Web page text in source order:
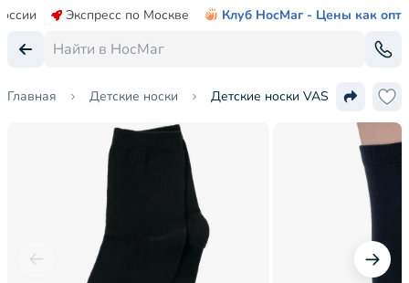
Экспресс по Москве Клуб НосМаг - Цены как опт
Главная Детские носки Детские носки VASILINA